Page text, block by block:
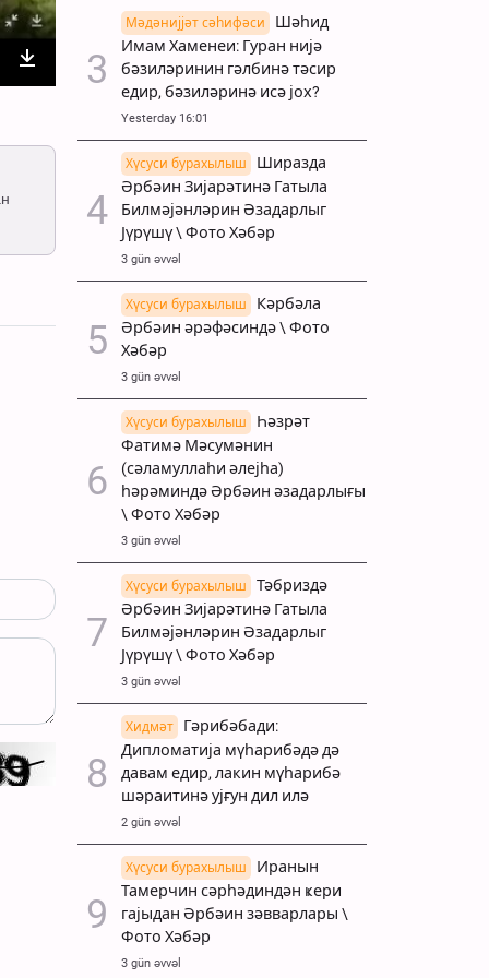
Download
Мәдәнијјәт сәһифәси
Шәһид
Имам Хаменеи: Гуран нијә
бәзиләринин гәлбинә тәсир
едир, бәзиләринә исә јох?
Yesterday 16:01
Хүсуси бурахылыш
Ширазда
Әрбәин Зијарәтинә Гатыла
Билмәјәнләрин Әзадарлыг
Јүрүшү \ Фото Хәбәр
3 gün əvvəl
Хүсуси бурахылыш
Кәрбәла
Әрбәин әрәфәсиндә \ Фото
Хәбәр
3 gün əvvəl
Хүсуси бурахылыш
Һәзрәт
Фатимә Мәсумәнин
(сәламуллаһи әлејһа)
һәрәминдә Әрбәин әзадарлығы
\ Фото Хәбәр
3 gün əvvəl
Хүсуси бурахылыш
Тәбриздә
Әрбәин Зијарәтинә Гатыла
Билмәјәнләрин Әзадарлыг
Јүрүшү \ Фото Хәбәр
3 gün əvvəl
Хидмәт
Гәрибәбади:
Дипломатија мүһарибәдә дә
давам едир, лакин мүһарибә
шәраитинә ујғун дил илә
2 gün əvvəl
Хүсуси бурахылыш
Иранын
Тамерчин сәрһәдиндән ҝери
гајыдан Әрбәин зәвварлары \
Фото Хәбәр
3 gün əvvəl